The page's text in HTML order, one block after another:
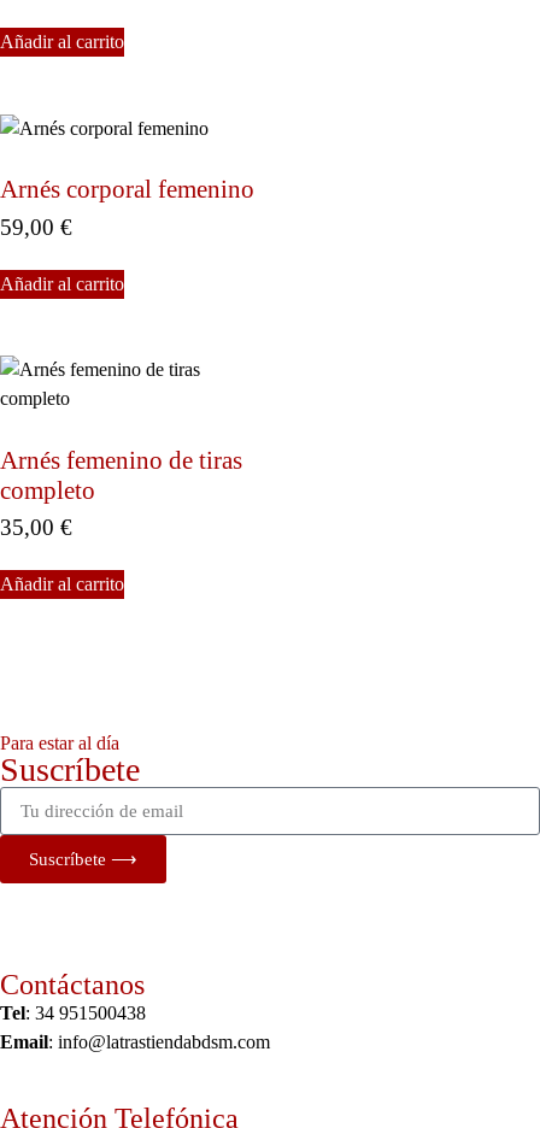
Añadir al carrito
Arnés corporal femenino
59,00 €
Añadir al carrito
Arnés femenino de tiras
completo
35,00 €
Añadir al carrito
Para estar al día
Suscríbete
Suscríbete ⟶
Contáctanos
Tel: 34 951500438
Email: info@latrastiendabdsm.com
Atención Telefónica